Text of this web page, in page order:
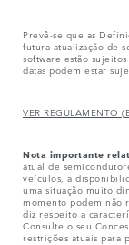
Prevê-se que as
futura atualização de
software estão
datas podem estar
VER REGULAMENTO
Nota importante
atual de
veículos, a
uma situação muito
momento podem não
diz respeito a
Consulte o seu
restrições atuais para